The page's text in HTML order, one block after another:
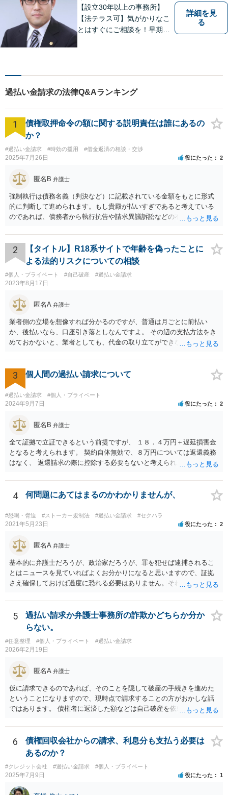
【設立30年以上の事務所】
【法テラス可】気がかりなこ
とはすぐにご相談を！早期対
など幅広い問題に柔軟に対応
詳細を見
る
過払い金請求の法律Q&Aランキング
1
債権取押命令の額に関する説明責任は誰にあるの
か？
#過払い金請求 #時効の援用 #借金返済の相談・交渉
2025年7月26日 役にたった 2
匿名B 弁護士
強制執行は債務名義（判決など）に記載されている金額をもとに形式
的に判断して進められます。もし貴殿が払いすぎであると考えている
のであれば、債務者から執行抗告や請求異議訴訟などの不服申立手段
側が動く必要があります。
2
【タイトル】R18系サイトで年齢を偽ったことに
よる法的リスクについての相談
#個人・プライベート #自己破産 #過払い金請求
2023年8月17日
匿名A 弁護士
業者側の立場を想像すれば分かるのですが、普通は月ごとに前払い
か、後払いなら、口座引き落としなんですよ。 その辺の支払方法をき
めておかないと、業者としても、代金の取り立てができないじゃない
っている時点で、不審なんですよ。 支払い方法として、appleカードな
どを指定されるのは、それだけで不審だとはいえませんが、 総合的に
みると、不審さは残りますね。 業者側に連絡をして、それでリスクが
消えるということもできません。身分証を渡したら、リスク増えます
よ。 無視してしまった方が、かえってリスクを抑えることができると
3 個人間の過払い請求について
#過払い金請求 #個人・プライベート
2024年9月7日 役にたった 2
匿名B 弁護士
全て証拠で立証できるという前提ですが、 １８．４万円＋遅延損害金
となると考えられます。 契約自体無効で、８万円については返還義務
はなく、 返還請求の際に控除する必要もないと考えられます。
4 何問題にあてはまるのかわかりませんが、
#恐喝・脅迫 #ストーカー規制法 #過払い金請求 #セクハラ
2021年5月23日 役にたった 2
匿名A 弁護士
基本的に弁護士だろうが、政治家だろうが、罪を犯せば逮捕されるこ
とはニュースを見ていればよくお分かりになると思いますので、証拠
さえ確保しておけば過度に恐れる必要はありません。それでもなおご
5
過払い請求か弁護士事務所の詐欺かどちらか分か
らない。
#任意整理 #個人・プライベート #過払い金請求
2026年2月19日
匿名A 弁護士
仮に請求できるのであれば、そのことを隠して破産の手続きを進めた
ということになりますので、現時点で請求することの方がおかしな話
ではあります。 債権者に返済した額などは自己破産を依頼した弁護士
たはずです。
6
債権回収会社からの請求、利息分も支払う必要は
あるのか？
#クレジット会社 #過払い金請求 #個人・プライベート
2025年7月9日 役にたった 1